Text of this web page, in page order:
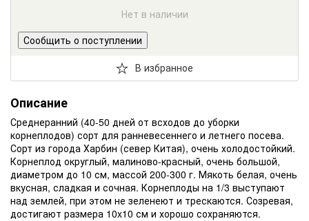
Нет в наличии
Сообщить о поступлении
В избранное
Описание
Среднеранний (40-50 дней от всходов до уборки
корнеплодов) сорт для ранневесеннего и летнего посева.
Сорт из города Харбин (север Китая), очень холодостойкий.
Корнеплод округлый, малиново-красный, очень большой,
диаметром до 10 см, массой 200-300 г. Мякоть белая, очень
вкусная, сладкая и сочная. Корнеплоды на 1/3 выступают
над землей, при этом не зеленеют и трескаются. Созревая,
достигают размера 10x10 см и хорошо сохраняются.